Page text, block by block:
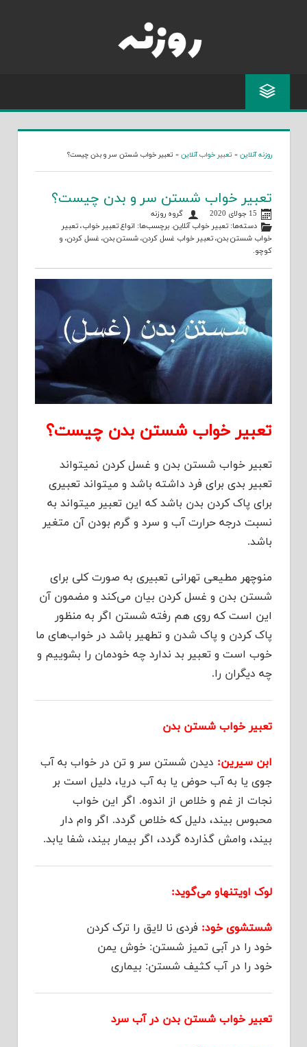
روزنه آنلاین » تعبیر خواب آنلاین » تعبیر خواب شستن سر و بدن چیست؟
تعبیر خواب شستن سر و بدن چیست؟
15 جولای 2020
گروه روزنه
دسته‌ها:تعبیر خواب آنلاین. برچسب‌ها: انواع تعبیر خواب،تعبیر
خواب شستن بدن، تعبیر خواب غسل کردن، شستن بدن، غسل کردن، و
کوچو.
تعبیر خواب شستن بدن چیست؟
تعبیر خواب شستن بدن و غسل کردن نمیتواند
تعبیر بدی برای فرد داشته باشد و میتواند تعبیری
برای پاک کردن بدن باشد که این تعبیر میتواند به
نسبت درجه حرارت آب و سرد و گرم بودن آن متغیر
باشد.
منوچهر مطیعی تهرانی تعبیری به صورت کلی برای
شستن بدن و غسل کردن بیان می‌کند و مضمون آن
این است که روی هم رفته شستن اگر به منظور
پاک کردن و پاک شدن و تطهیر باشد در خواب‌های ما
خوب است و تعبیر بد ندارد چه خودمان را بشوییم و
چه دیگران را.
تعبیر خواب شستن بدن
ابن سیرین: دیدن شستن سر و تن در خواب به آب
جوی یا به آب حوض یا به آب دریا، دلیل است بر
نجات از غم و خلاص از اندوه. اگر این خواب
محبوس بیند، دلیل که خلاص گردد. اگر وام دار
بیند، وامش گذارده گردد، اگر بیمار بیند، شفا یابد.
لوک اویتنهاو می‌گوید:
شستشوی خود: فردی نا لایق را ترک کردن
خود را در آبی تمیز شستن: خوش یمن
خود را در آب کثیف شستن: بیماری
تعبیر خواب شستن بدن در آب سرد